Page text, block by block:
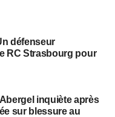
défenseur
RC Strasbourg pour
inquiète après
sur blessure au